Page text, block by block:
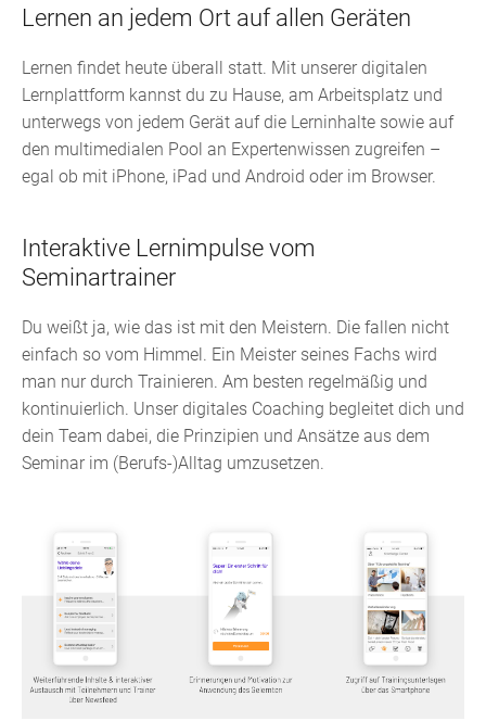
Lernen an jedem Ort auf allen Geräten
Lernen findet heute überall statt. Mit unserer digitalen
Lernplattform kannst du zu Hause, am Arbeitsplatz und
unterwegs von jedem Gerät auf die Lerninhalte sowie auf
den multimedialen Pool an Expertenwissen zugreifen –
egal ob mit iPhone, iPad und Android oder im Browser.
Interaktive Lernimpulse vom
Seminartrainer
Du weißt ja, wie das ist mit den Meistern. Die fallen nicht
einfach so vom Himmel. Ein Meister seines Fachs wird
man nur durch Trainieren. Am besten regelmäßig und
kontinuierlich. Unser digitales Coaching begleitet dich und
dein Team dabei, die Prinzipien und Ansätze aus dem
Seminar im (Berufs-)Alltag umzusetzen.